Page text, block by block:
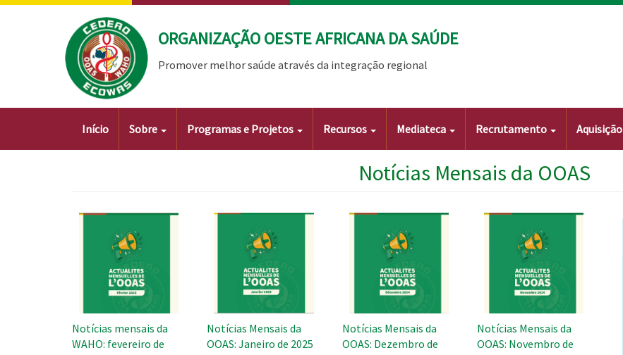
Passar
ORGANIZAÇÃO OESTE AFRICANA DA SAÚDE
Promover melhor saúde através da integração regional
Main
Início Sobre Programas e Projetos Recursos Mediateca Recrutamento Aquisição
Notícias Mensais da OOAS
Notícias mensais da
WAHO: fevereiro de
Notícias Mensais da
OOAS: Janeiro de 2025
Notícias Mensais da
OOAS: Dezembro de
Notícias Mensais da
OOAS: Novembro de